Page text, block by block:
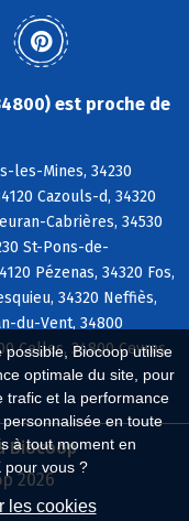
Biocoop utilise
optimale du site, pour
trafic et la performance
en toute
à tout moment en
pour vous ?
les cookies
est proche de
les-Mines, 34230
Cazouls-d, 34320
Cabrières, 34530
St-Pons-de-
Pézenas, 34320 Fos,
34320 Neffiès,
du-Vent, 34800
Celles, 34800 Ceyras,
Biocoop
2026